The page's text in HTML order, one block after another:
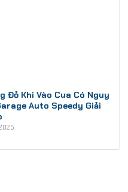
Đỏ Khi Vào Cua Có Nguy
Auto Speedy Giải